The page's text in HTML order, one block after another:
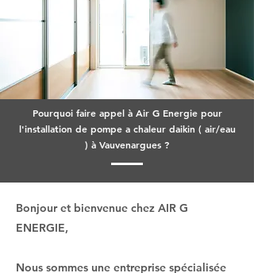
Pourquoi faire appel à Air G Energie pour
l'installation de pompe a chaleur daikin ( air/eau
) à Vauvenargues ?
Bonjour et bienvenue chez AIR G
ENERGIE,
Nous sommes une entreprise spécialisée